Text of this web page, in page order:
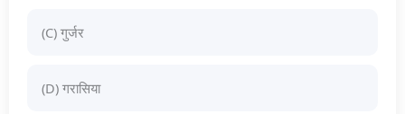
(C) गुर्जर
(D) गरासिया